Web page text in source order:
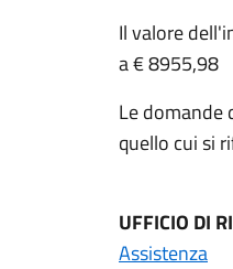
Il valore
a € 8955,98
Le domande
quello cui si
UFFICIO DI
Assistenza